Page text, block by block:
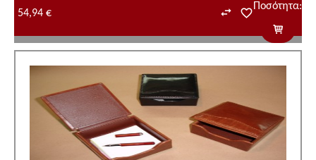
Ποσότητα:
54,94 €